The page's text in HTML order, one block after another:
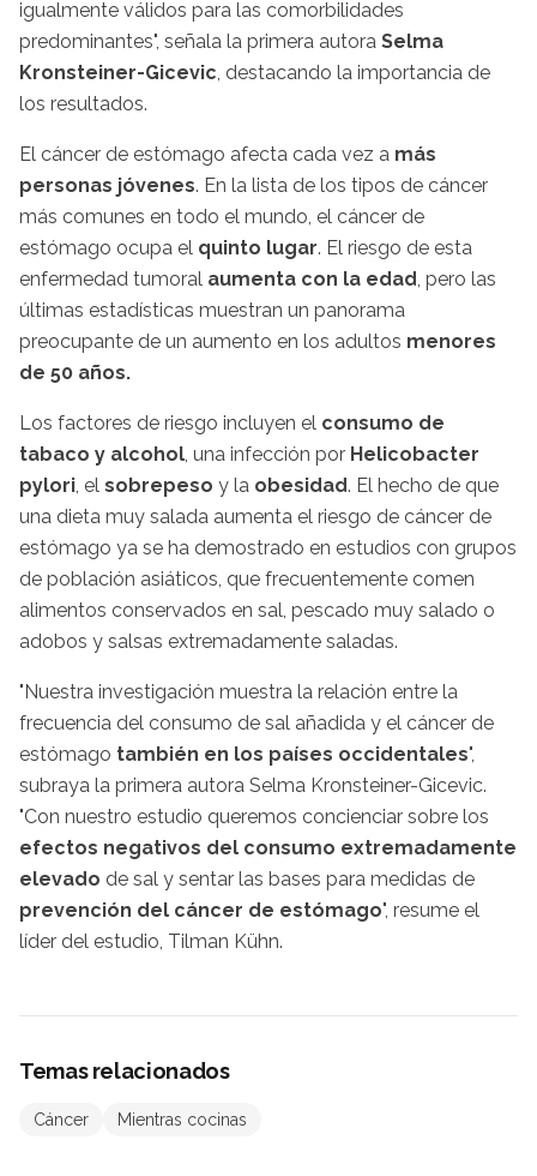
igualmente válidos para las comorbilidades
predominantes", señala la primera autora Selma
Kronsteiner-Gicevic, destacando la importancia de
los resultados.
El cáncer de estómago afecta cada vez a más
personas jóvenes. En la lista de los tipos de cáncer
más comunes en todo el mundo, el cáncer de
estómago ocupa el quinto lugar. El riesgo de esta
enfermedad tumoral aumenta con la edad, pero las
últimas estadísticas muestran un panorama
preocupante de un aumento en los adultos menores
de 50 años.
Los factores de riesgo incluyen el consumo de
tabaco y alcohol, una infección por Helicobacter
pylori, el sobrepeso y la obesidad. El hecho de que
una dieta muy salada aumenta el riesgo de cáncer de
estómago ya se ha demostrado en estudios con grupos
de población asiáticos, que frecuentemente comen
alimentos conservados en sal, pescado muy salado o
adobos y salsas extremadamente saladas.
"Nuestra investigación muestra la relación entre la
frecuencia del consumo de sal añadida y el cáncer de
estómago también en los países occidentales",
subraya la primera autora Selma Kronsteiner-Gicevic.
"Con nuestro estudio queremos concienciar sobre los
efectos negativos del consumo extremadamente
elevado de sal y sentar las bases para medidas de
prevención del cáncer de estómago", resume el
líder del estudio, Tilman Kühn.
Temas relacionados
Cáncer Mientras cocinas